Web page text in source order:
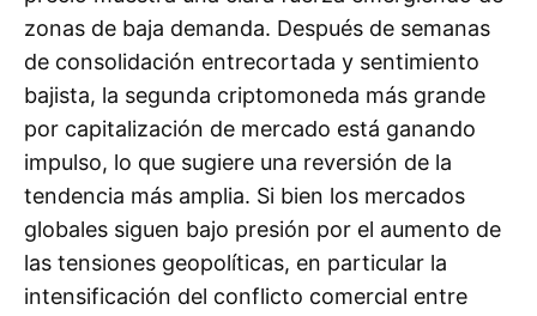
zonas de baja demanda. Después de semanas
de consolidación entrecortada y sentimiento
bajista, la segunda criptomoneda más grande
por capitalización de mercado está ganando
impulso, lo que sugiere una reversión de la
tendencia más amplia. Si bien los mercados
globales siguen bajo presión por el aumento de
las tensiones geopolíticas, en particular la
intensificación del conflicto comercial entre